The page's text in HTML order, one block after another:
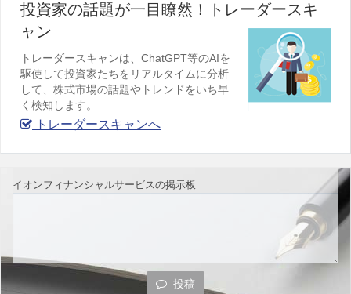
投資家の話題が一目瞭然！トレーダースキ
ャン
トレーダースキャンは、ChatGPT等のAIを
駆使して投資家たちをリアルタイムに分析
して、株式市場の話題やトレンドをいち早
く検知します。
トレーダースキャンへ
イオンフィナンシャルサービスの掲示板
投稿